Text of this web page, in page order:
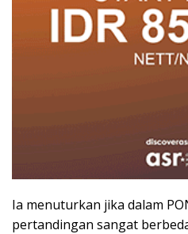
Ia menuturkan jika dalam
pertandingan sangat